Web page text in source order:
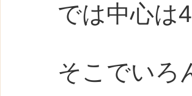
では中心は
そこでいろ